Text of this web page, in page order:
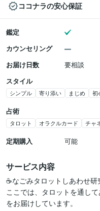
ココナラの安心保証
鑑定
カウンセリング
お届け日数
要相談
スタイル
シンプル 寄り添い まじめ 初
占術
タロット オラクルカード チャ
定期購入 可能
サービス内容
☕なごみタロットしあわせ研
ここでは、タロットを通し
をお届けしています。